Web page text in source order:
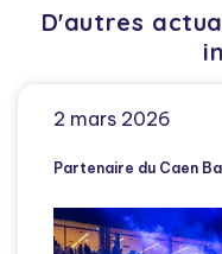
D'autres
2 mars 2026
Partenaire du Caen